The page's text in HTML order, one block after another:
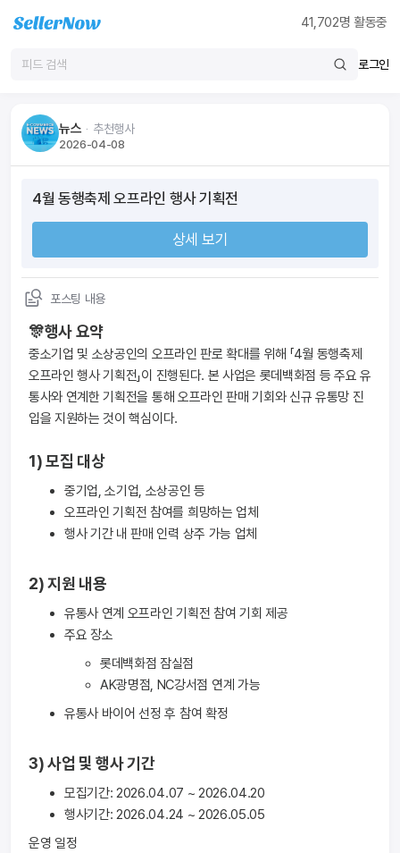
41,702명 활동중
로그인
뉴스 ᆞ 추천행사
2026-04-08
4월 동행축제 오프라인 행사 기획전
상세 보기
포스팅 내용
🎊행사 요약
중소기업 및 소상공인의 오프라인 판로 확대를 위해 「4월 동행축제
오프라인 행사 기획전」이 진행된다. 본 사업은 롯데백화점 등 주요 유
통사와 연계한 기획전을 통해 오프라인 판매 기회와 신규 유통망 진
입을 지원하는 것이 핵심이다.
1) 모집 대상
중기업, 소기업, 소상공인 등
오프라인 기획전 참여를 희망하는 업체
행사 기간 내 판매 인력 상주 가능 업체
2) 지원 내용
유통사 연계 오프라인 기획전 참여 기회 제공
주요 장소
롯데백화점 잠실점
AK광명점, NC강서점 연계 가능
유통사 바이어 선정 후 참여 확정
3) 사업 및 행사 기간
모집기간: 2026.04.07 ~ 2026.04.20
행사기간: 2026.04.24 ~ 2026.05.05
운영 일정